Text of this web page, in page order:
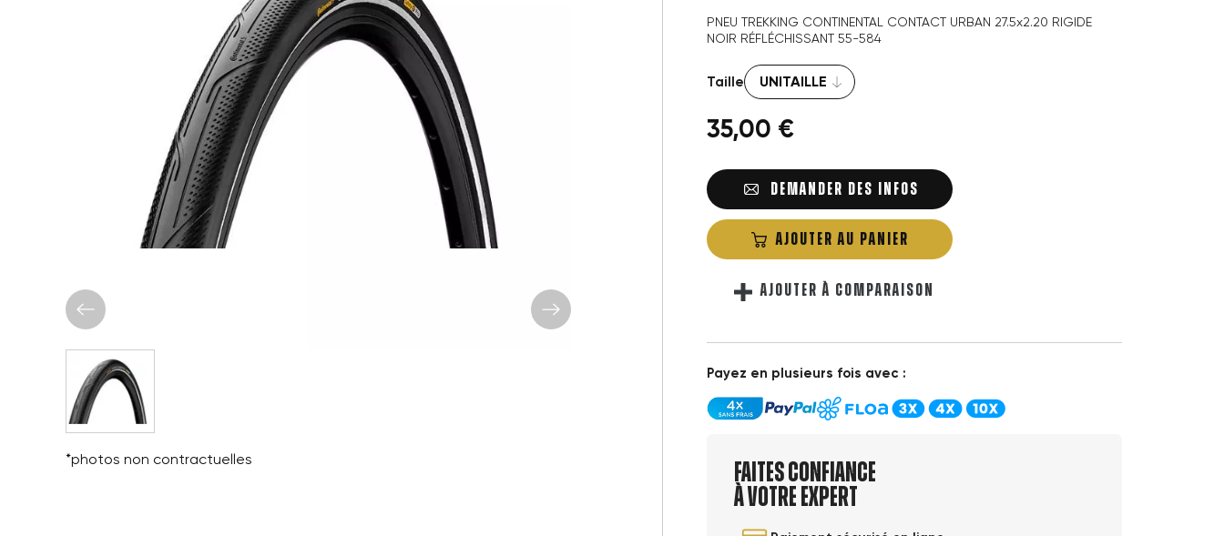
*photos non contractuelles
PNEU TREKKING CONTINENTAL CONTACT URBAN 27.5x2.20 RIGIDE
NOIR RÉFLÉCHISSANT 55-584
Taille
35,00 €
DEMANDER DES INFOS
AJOUTER AU PANIER
AJOUTER À COMPARAISON
Payez en plusieurs fois avec :
Faites confiance
à votre expert